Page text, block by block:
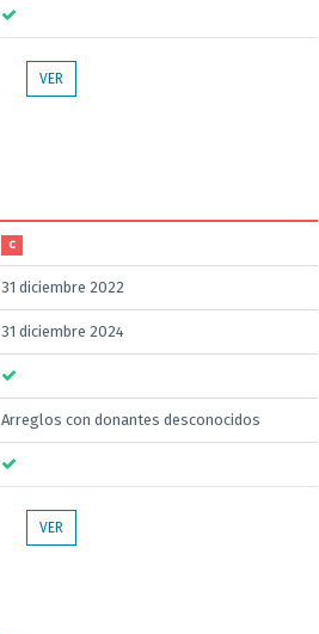
VER
C
31 diciembre 2022
31 diciembre 2024
Arreglos con donantes desconocidos
VER